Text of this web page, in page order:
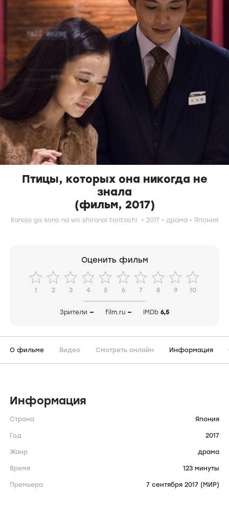
Птицы, которых она никогда не
знала
(фильм, 2017)
Kanojo ga sono na wo shiranai toritachi 2017 драма Япония
Оценить фильм
1 2 3 4 5 6 7 8 9 10
Зрители — film.ru — IMDb 6,5
О фильме Видео Смотреть онлайн Информация
Информация
Страна Япония
Год 2017
Жанр драма
Время 123 минуты
Премьера 7 сентября 2017 (МИР)